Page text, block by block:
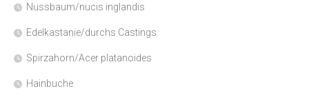
Nussbaum/nucis inglandis
Edelkastanie/durchs Castings
Spirzahorn/Acer platanoides
Hainbuche